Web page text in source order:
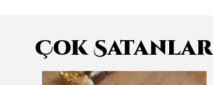
Çok Satanlar